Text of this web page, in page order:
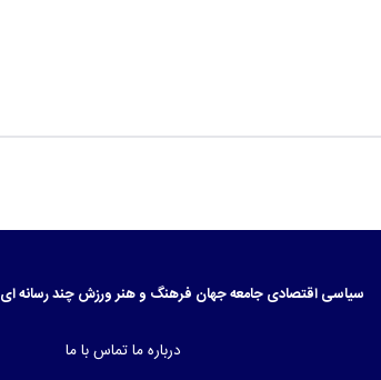
سیاسیاقتصادیجامعهجهان فرهنگ و هنرورزشچند رسانه ای
درباره ماتماس با ما